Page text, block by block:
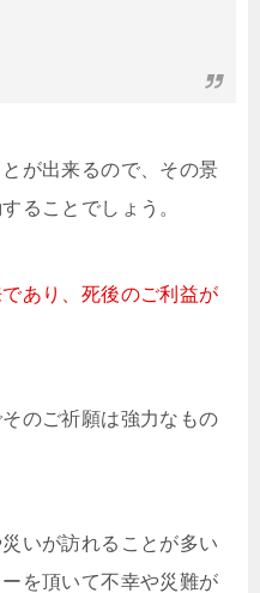
が出来るので、その景
ることでしょう。
あり、死後のご利益が
のご祈願は強力なもの
いが訪れることが多い
を頂いて不幸や災難が